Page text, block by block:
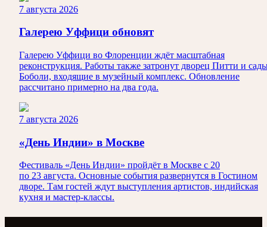
7 августа 2026
Галерею Уффици обновят
Галерею Уффици во Флоренции ждёт масштабная
реконструкция. Работы также затронут дворец Питти и
Боболи, входящие в музейный комплекс. Обновление
рассчитано примерно на два года.
7 августа 2026
«День Индии» в Москве
Фестиваль «День Индии» пройдёт в Москве с 20
по 23 августа. Основные события развернутся в Гостином
дворе. Там гостей ждут выступления артистов, индийская
кухня и мастер-классы.